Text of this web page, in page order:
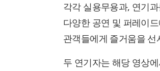
각각 실용무용과, 연기
다양한 공연 및 퍼레이
관객들에게 즐거움을
두 연기자는 해당 영상